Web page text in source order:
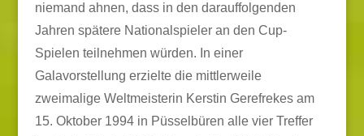
niemand ahnen, dass in den darauffolgenden
Jahren spätere Nationalspieler an den Cup-
Spielen teilnehmen würden. In einer
Galavorstellung erzielte die mittlerweile
zweimalige Weltmeisterin Kerstin Gerefrekes am
15. Oktober 1994 in Püsselbüren alle vier Treffer